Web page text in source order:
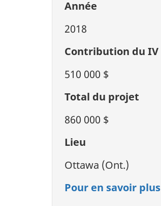
Année
2018
Contribution du IV
510 000 $
Total du projet
860 000 $
Lieu
Ottawa (Ont.)
Pour en savoir plus